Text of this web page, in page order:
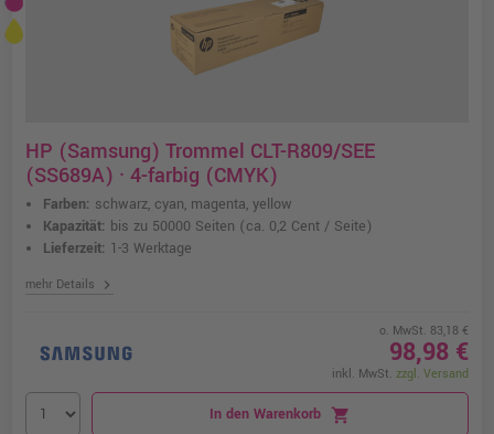
HP (Samsung) Trommel CLT-R809/SEE
(SS689A) · 4-farbig (CMYK)
Farben: schwarz, cyan, magenta, yellow
Kapazität: bis zu 50000 Seiten (ca. 0,2 Cent / Seite)
Lieferzeit: 1-3 Werktage
mehr Details chevron_right
o. MwSt. 83,18 €
98,98 €
inkl. MwSt. zzgl. Versand
In den Warenkorb shopping_cart